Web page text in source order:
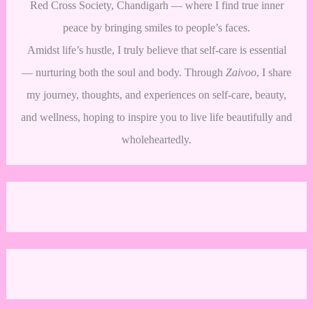
Red Cross Society, Chandigarh — where I find true inner
peace by bringing smiles to people’s faces.
Amidst life’s hustle, I truly believe that self-care is essential
— nurturing both the soul and body. Through Zaivoo, I share
my journey, thoughts, and experiences on self-care, beauty,
and wellness, hoping to inspire you to live life beautifully and
wholeheartedly.